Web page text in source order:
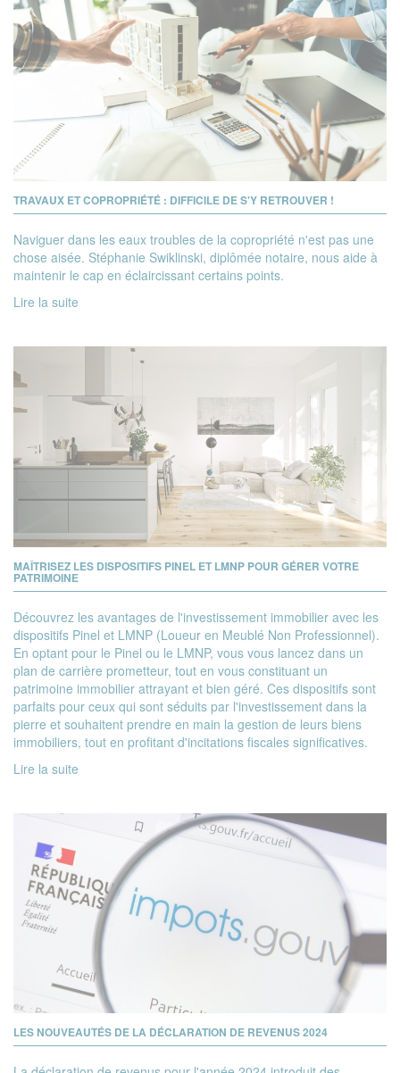
TRAVAUX ET COPROPRIÉTÉ : DIFFICILE DE S'Y RETROUVER !
Naviguer dans les eaux troubles de la copropriété n'est pas une
chose aisée. Stéphanie Swiklinski, diplômée notaire, nous aide à
maintenir le cap en éclaircissant certains points.
Lire la suite
MAÎTRISEZ LES DISPOSITIFS PINEL ET LMNP POUR GÉRER VOTRE
PATRIMOINE
Découvrez les avantages de l'investissement immobilier avec les
dispositifs Pinel et LMNP (Loueur en Meublé Non Professionnel).
En optant pour le Pinel ou le LMNP, vous vous lancez dans un
plan de carrière prometteur, tout en vous constituant un
patrimoine immobilier attrayant et bien géré. Ces dispositifs sont
parfaits pour ceux qui sont séduits par l'investissement dans la
pierre et souhaitent prendre en main la gestion de leurs biens
immobiliers, tout en profitant d'incitations fiscales significatives.
Lire la suite
LES NOUVEAUTÉS DE LA DÉCLARATION DE REVENUS 2024